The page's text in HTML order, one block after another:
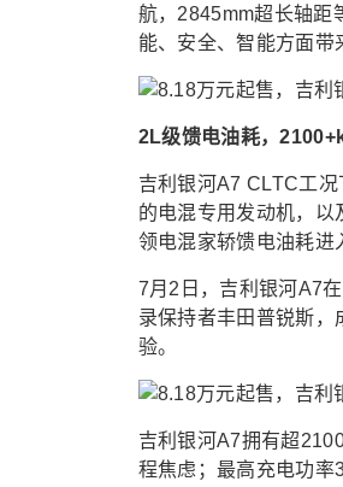
航，2845mm超长轴距
能、安全、智能方面带
2L级馈电油耗，
吉利银河A7 CLTC工
的电混专用发动机，以
领电混家轿馈电油耗进
7月2日，吉利银河A7
录保持者丰田普锐斯，
验。
吉利银河A7拥有超
程焦虑；最高充电功